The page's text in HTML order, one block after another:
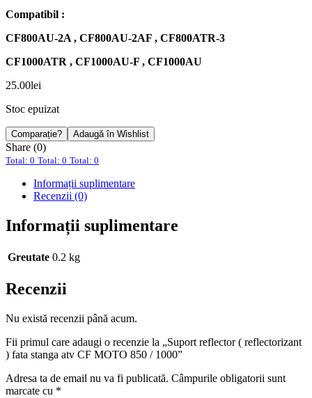
Compatibil :
CF800AU-2A , CF800AU-2AF , CF800ATR-3
CF1000ATR , CF1000AU-F , CF1000AU
25.00lei
Stoc epuizat
Comparație? Adaugă în Wishlist
Share (0)
Total: 0 Total: 0 Total: 0
Informații suplimentare
Recenzii (0)
Informații suplimentare
Greutate 0.2 kg
Recenzii
Nu există recenzii până acum.
Fii primul care adaugi o recenzie la „Suport reflector ( reflectorizant
) fata stanga atv CF MOTO 850 / 1000”
Adresa ta de email nu va fi publicată. Câmpurile obligatorii sunt
marcate cu *